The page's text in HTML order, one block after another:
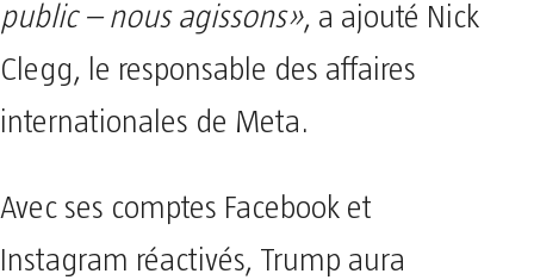
public – nous agissons», a ajouté Nick
Clegg, le responsable des affaires
internationales de Meta.
Avec ses comptes Facebook et
Instagram réactivés, Trump aura